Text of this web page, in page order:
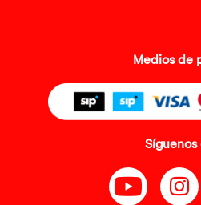
Medios de
Síguenos